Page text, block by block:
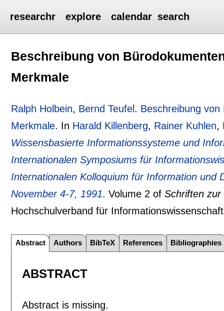
researchr explore calendar search
Beschreibung von
Merkmale
Ralph Holbein, Bernd Teufel . Beschreibung
Merkmale. In Harald Killenberg, Rainer Kuhlen,
Wissensbasierte Informationssysteme und
Internationalen Symposiums für
Internationalen Kolloquium für Information und
November 4-7, 1991.Volume 2 ofSchriften
Hochschulverband für
Abstract Authors BibTeX References Bibliographies
ABSTRACT
Abstract is missing.